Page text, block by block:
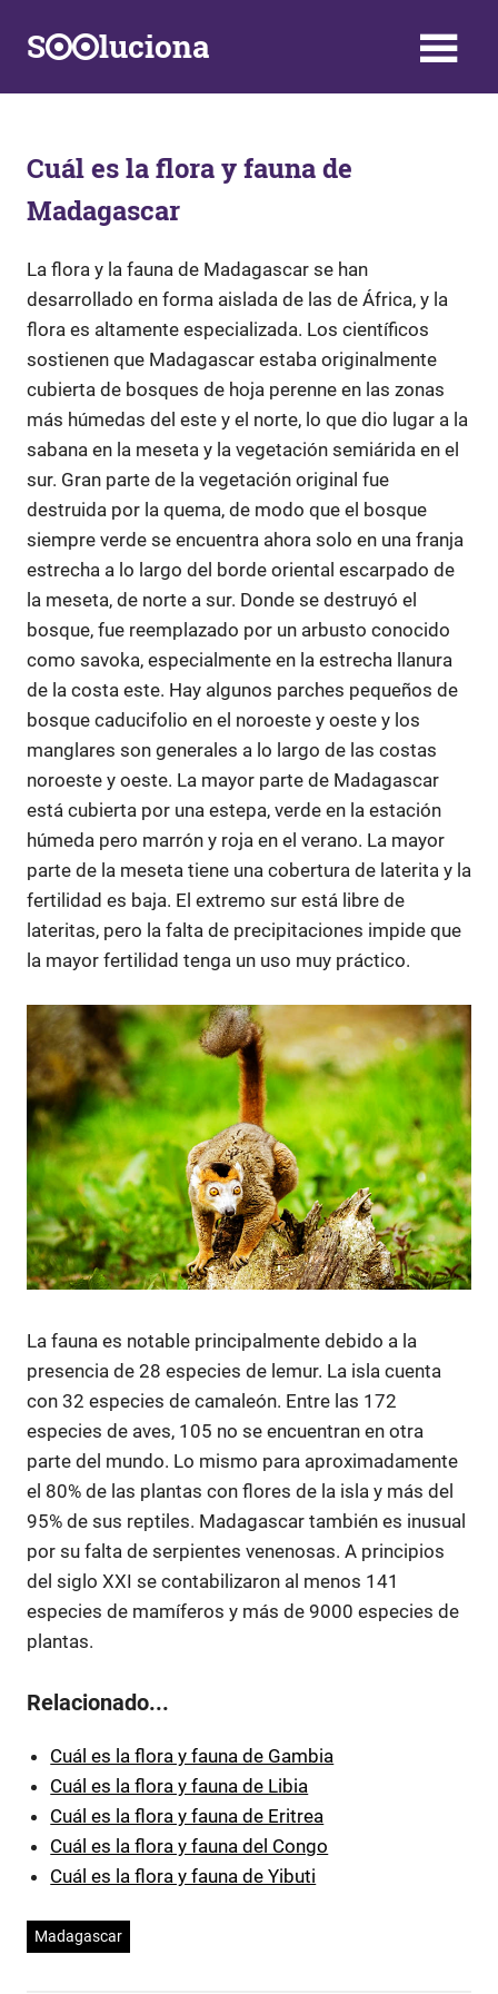
S luciona
y
Soluciones
a
la
vida
diaria
Cuál es la flora y fauna de
Madagascar
La flora y la fauna de Madagascar se han
desarrollado en forma aislada de las de África, y la
flora es altamente especializada. Los científicos
sostienen que Madagascar estaba originalmente
cubierta de bosques de hoja perenne en las zonas
más húmedas del este y el norte, lo que dio lugar a la
sabana en la meseta y la vegetación semiárida en el
sur. Gran parte de la vegetación original fue
destruida por la quema, de modo que el bosque
siempre verde se encuentra ahora solo en una franja
estrecha a lo largo del borde oriental escarpado de
la meseta, de norte a sur. Donde se destruyó el
bosque, fue reemplazado por un arbusto conocido
como savoka, especialmente en la estrecha llanura
de la costa este. Hay algunos parches pequeños de
bosque caducifolio en el noroeste y oeste y los
manglares son generales a lo largo de las costas
noroeste y oeste. La mayor parte de Madagascar
está cubierta por una estepa, verde en la estación
húmeda pero marrón y roja en el verano. La mayor
parte de la meseta tiene una cobertura de laterita y la
fertilidad es baja. El extremo sur está libre de
lateritas, pero la falta de precipitaciones impide que
la mayor fertilidad tenga un uso muy práctico.
La fauna es notable principalmente debido a la
presencia de 28 especies de lemur. La isla cuenta
con 32 especies de camaleón. Entre las 172
especies de aves, 105 no se encuentran en otra
parte del mundo. Lo mismo para aproximadamente
el 80% de las plantas con flores de la isla y más del
95% de sus reptiles. Madagascar también es inusual
por su falta de serpientes venenosas. A principios
del siglo XXI se contabilizaron al menos 141
especies de mamíferos y más de 9000 especies de
plantas.
Relacionado...
Cuál es la flora y fauna de Gambia
Cuál es la flora y fauna de Libia
Cuál es la flora y fauna de Eritrea
Cuál es la flora y fauna del Congo
Cuál es la flora y fauna de Yibuti
Madagascar